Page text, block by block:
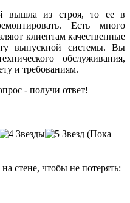
вышла из строя, то ее в
Есть много
клиентам качественные
выпускной системы. Вы
обслуживания,
и требованиям.
- получи ответ!
(Пока
стене, чтобы не потерять: